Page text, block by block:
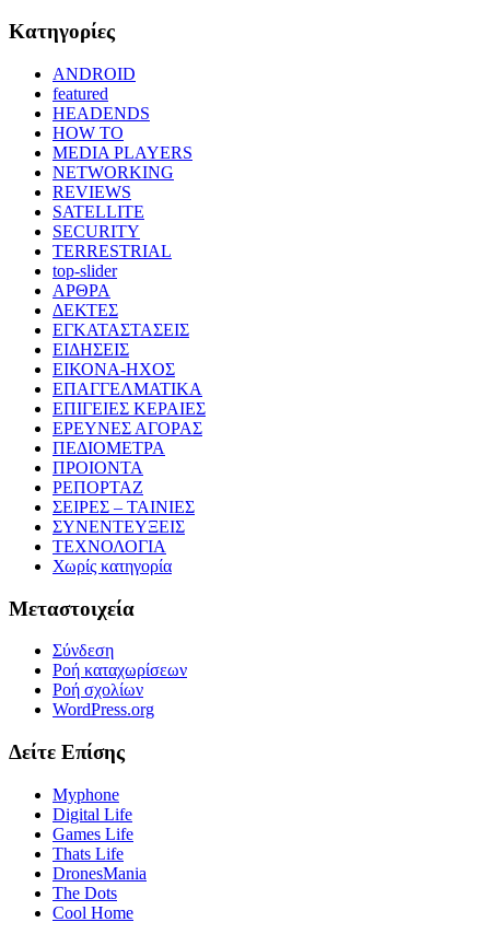
Kατηγορίες
ANDROID
featured
HEADENDS
HOW TO
MEDIA PLAYERS
NETWORKING
REVIEWS
SATELLITE
SECURITY
TERRESTRIAL
top-slider
ΑΡΘΡΑ
ΔΕΚΤΕΣ
ΕΓΚΑΤΑΣΤΑΣΕΙΣ
ΕΙΔΗΣΕΙΣ
ΕΙΚΟΝΑ-ΗΧΟΣ
ΕΠΑΓΓΕΛΜΑΤΙΚΑ
ΕΠΙΓΕΙΕΣ ΚΕΡΑΙΕΣ
ΕΡΕΥΝΕΣ ΑΓΟΡΑΣ
ΠΕΔΙΟΜΕΤΡΑ
ΠΡΟΙΟΝΤΑ
ΡΕΠΟΡΤΑΖ
ΣΕΙΡΕΣ – ΤΑΙΝΙΕΣ
ΣΥΝΕΝΤΕΥΞΕΙΣ
ΤΕΧΝΟΛΟΓΙΑ
Χωρίς κατηγορία
Μεταστοιχεία
Σύνδεση
Ροή καταχωρίσεων
Ροή σχολίων
WordPress.org
Δείτε Επίσης
Myphone
Digital Life
Games Life
Thats Life
DronesMania
The Dots
Cool Home